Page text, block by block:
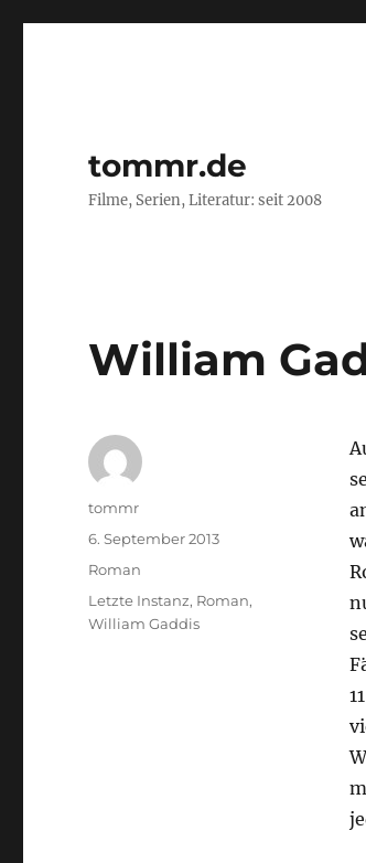
tommr.de
Filme, Serien, Literatur: seit 2008
William
Autor
tommr
Veröffentlicht
6. September 2013
Kategorien
Roman
Schlagwörter
Letzte Instanz, Roman,
William Gaddis